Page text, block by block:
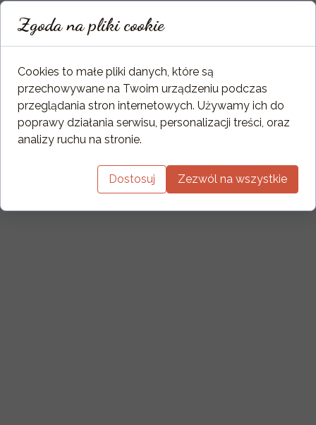
Zgoda na pliki cookie
Cookies to małe pliki danych, które są
przechowywane na Twoim urządzeniu podczas
przeglądania stron internetowych. Używamy ich do
poprawy działania serwisu, personalizacji treści, oraz
analizy ruchu na stronie.
Dostosuj Zezwól na wszystkie